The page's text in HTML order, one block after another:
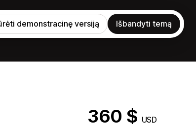
demonstracinę versiją Išbandyti temą
360 $ USD